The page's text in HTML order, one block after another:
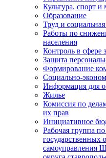
Культура, спорт
Образование
Труд и
Работы по
населения
Контроль в сфере
Защита
Формирование
Социально-
Информация для
Жилье
Комиссия по
их прав
Инициативное
Рабочая группа
государственных
самоуправления